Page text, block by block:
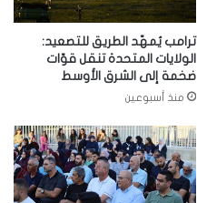
ترامب يُمهّد الطريق للتصعيد:
الولايات المتحدة تنقل قوّات
ضخمة إلى الشرق الأوسط
منذ أسبوعين